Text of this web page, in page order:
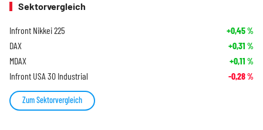
Sektorvergleich
Infront Nikkei 225 +0,45%
DAX +0,31 %
MDAX +0,11 %
Infront USA 30 Industrial -0,28%
Zum Sektorvergleich